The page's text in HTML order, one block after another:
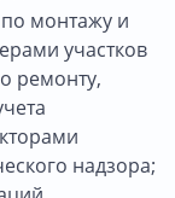
монтажу и
участков
ремонту,
надзора;